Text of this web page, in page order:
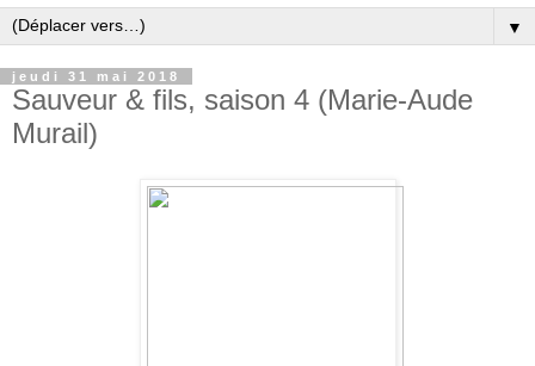
▼
jeudi 31 mai 2018
Sauveur & fils, saison 4 (Marie-Aude
Murail)